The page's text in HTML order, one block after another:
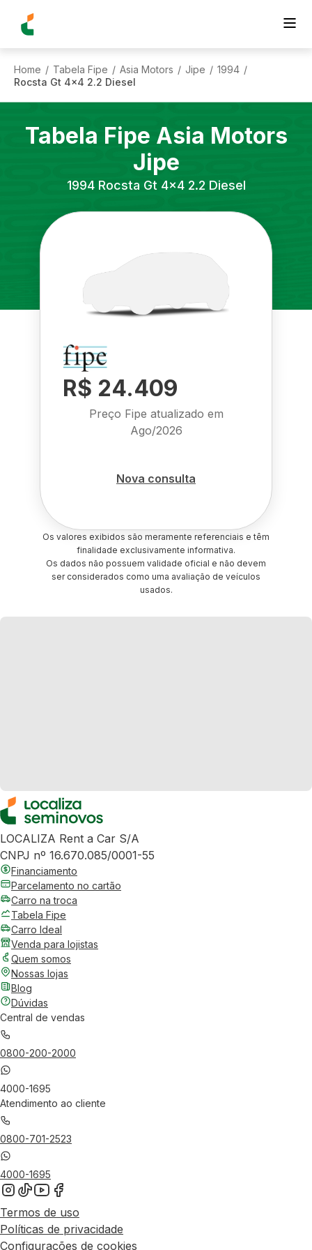
Home / Tabela Fipe / Asia Motors / Jipe / 1994 /
Rocsta Gt 4x4 2.2 Diesel
Tabela Fipe Asia Motors
Jipe
1994 Rocsta Gt 4x4 2.2 Diesel
R$ 24.409
Preço Fipe atualizado em
Ago/2026
Nova consulta
Os valores exibidos são meramente referenciais e têm
finalidade exclusivamente informativa.
Os dados não possuem validade oficial e não devem
ser considerados como uma avaliação de veículos
usados.
LOCALIZA Rent a Car S/A
CNPJ nº 16.670.085/0001-55
Financiamento
Parcelamento no cartão
Carro na troca
Tabela Fipe
Carro Ideal
Venda para lojistas
Quem somos
Nossas lojas
Blog
Dúvidas
Central de vendas
0800-200-2000
4000-1695
Atendimento ao cliente
0800-701-2523
4000-1695
Termos de uso
Políticas de privacidade
Configurações de cookies